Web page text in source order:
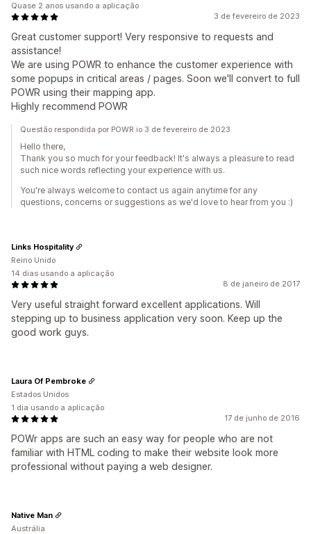
3 de fevereiro de 2023
Great customer support! Very responsive to requests and
assistance!
We are using POWR to enhance the customer experience with
some popups in critical areas / pages. Soon we'll convert to full
POWR using their mapping app.
Highly recommend POWR
Quase 2 anos usando a aplicação
Questão respondida por POWR.io 3 de fevereiro de 2023
Hello there,
Thank you so much for your feedback! It's always a pleasure to read
such nice words reflecting your experience with us.
You're always welcome to contact us again anytime for any
questions, concerns or suggestions as we'd love to hear from you :)
8 de janeiro de 2017
Very useful straight forward excellent applications. Will
stepping up to business application very soon. Keep up the
good work guys.
Links Hospitality
Reino Unido
14 dias usando a aplicação
17 de junho de 2016
POWr apps are such an easy way for people who are not
familiar with HTML coding to make their website look more
professional without paying a web designer.
Laura Of Pembroke
Estados Unidos
1 dia usando a aplicação
Native Man
Austrália